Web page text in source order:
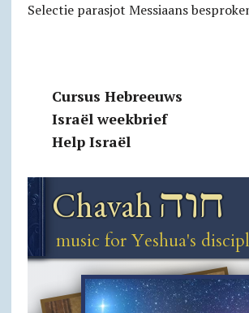
Selectie parasjot Messiaans
Cursus Hebreeuws
Israël weekbrief
Help Israël